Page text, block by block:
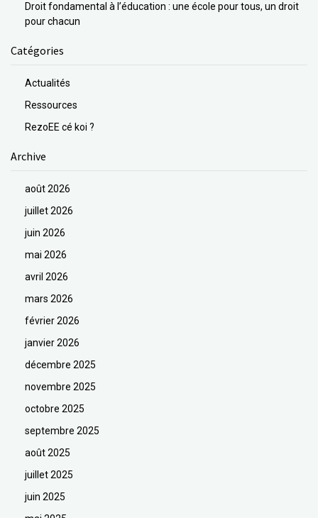
Droit fondamental à l’éducation : une école pour tous, un droit
pour chacun
Catégories
Actualités
Ressources
RezoEE cé koi ?
Archive
août 2026
juillet 2026
juin 2026
mai 2026
avril 2026
mars 2026
février 2026
janvier 2026
décembre 2025
novembre 2025
octobre 2025
septembre 2025
août 2025
juillet 2025
juin 2025